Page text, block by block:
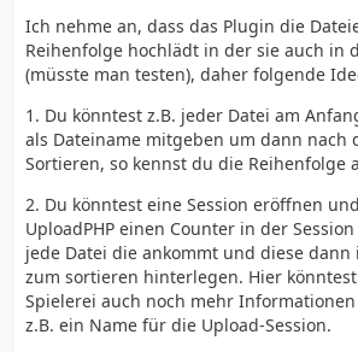
Ich nehme an, dass das Plugin die
Reihenfolge hochlädt in der sie auch in
(müsste man testen), daher folgende
1. Du könntest z.B. jeder Datei am
als Dateiname mitgeben um dann nach
Sortieren, so kennst du die Reihenfolge
2. Du könntest eine Session eröffnen
UploadPHP einen Counter in der
jede Datei die ankommt und diese dann
zum sortieren hinterlegen. Hier
Spielerei auch noch mehr
z.B. ein Name für die Upload-Session.